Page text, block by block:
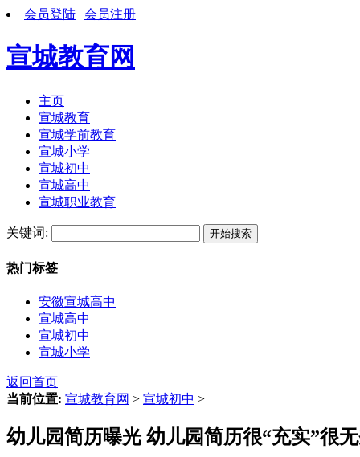
会员登陆 | 会员注册
宣城教育网
主页
宣城教育
宣城学前教育
宣城小学
宣城初中
宣城高中
宣城职业教育
关键词:
热门标签
安徽宣城高中
宣城高中
宣城初中
宣城小学
返回首页
当前位置: 宣城教育网 > 宣城初中 >
幼儿园简历曝光 幼儿园简历很“充实”很